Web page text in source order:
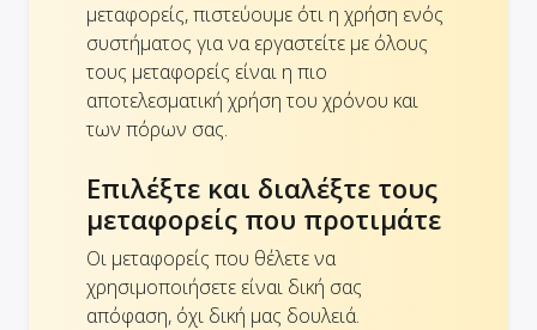
μεταφορείς, πιστεύουμε ότι η χρήση ενός
συστήματος για να εργαστείτε με όλους
τους μεταφορείς είναι η πιο
αποτελεσματική χρήση του χρόνου και
των πόρων σας.
Επιλέξτε και διαλέξτε τους
μεταφορείς που προτιμάτε
Οι μεταφορείς που θέλετε να
χρησιμοποιήσετε είναι δική σας
απόφαση, όχι δική μας δουλειά.